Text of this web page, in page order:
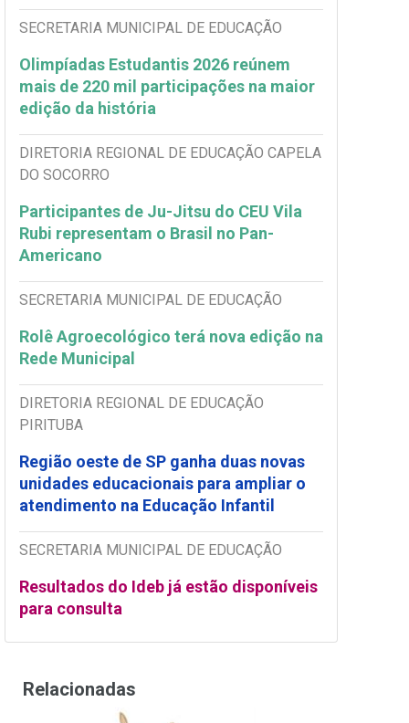
SECRETARIA MUNICIPAL DE EDUCAÇÃO
Olimpíadas Estudantis 2026 reúnem
mais de 220 mil participações na maior
edição da história
DIRETORIA REGIONAL DE EDUCAÇÃO CAPELA
DO SOCORRO
Participantes de Ju-Jitsu do CEU Vila
Rubi representam o Brasil no Pan-
Americano
SECRETARIA MUNICIPAL DE EDUCAÇÃO
Rolê Agroecológico terá nova edição na
Rede Municipal
DIRETORIA REGIONAL DE EDUCAÇÃO
PIRITUBA
Região oeste de SP ganha duas novas
unidades educacionais para ampliar o
atendimento na Educação Infantil
SECRETARIA MUNICIPAL DE EDUCAÇÃO
Resultados do Ideb já estão disponíveis
para consulta
Relacionadas